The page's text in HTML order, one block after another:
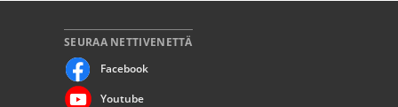
SEURAA NETTIVENETTÄ
Facebook
Youtube